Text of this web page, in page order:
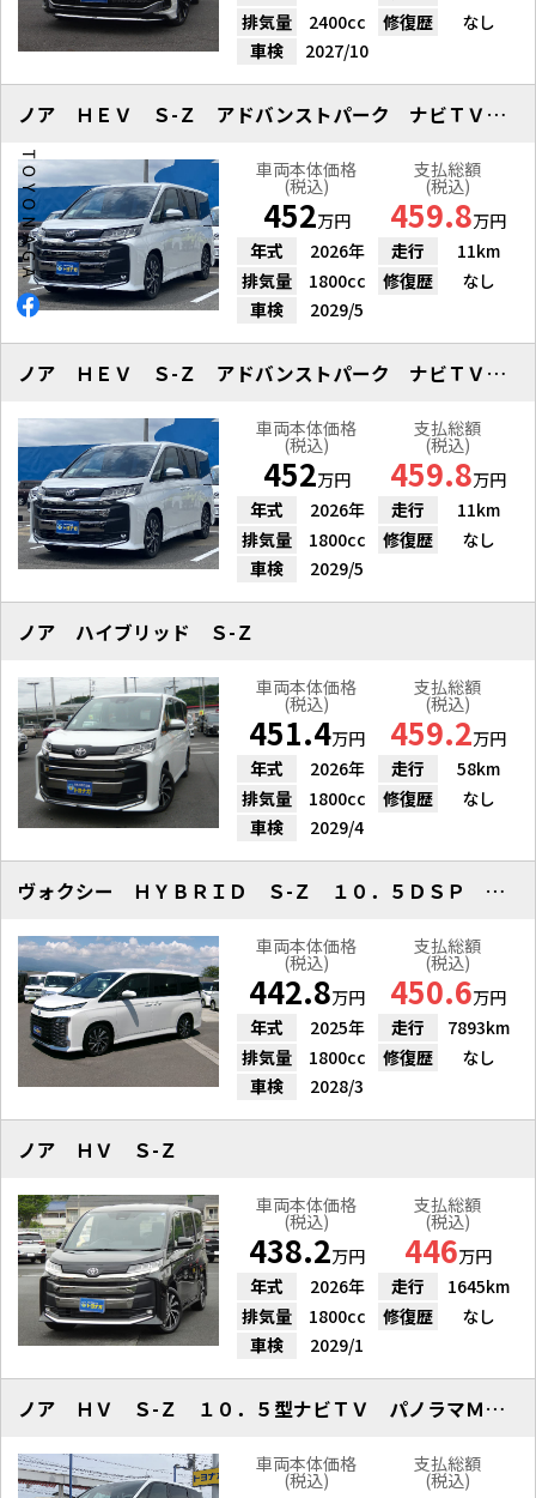
排気量
2400cc 修復歴
なし
車検
2027/10
ノア ＨＥＶ Ｓ-Ｚ アドバンストパーク ナビＴＶ パノラマ
車両本体価格
(税込)
452万円
支払総額
(税込)
459.8万円
年式
2026年 走行
11km
排気量
1800cc 修復歴
なし
車検
2029/5
ノア ＨＥＶ Ｓ-Ｚ アドバンストパーク ナビＴＶ パノラマ
車両本体価格
(税込)
452万円
支払総額
(税込)
459.8万円
年式
2026年 走行
11km
排気量
1800cc 修復歴
なし
車検
2029/5
ノア ハイブリッド Ｓ-Ｚ
車両本体価格
(税込)
451.4万円
支払総額
(税込)
459.2万円
年式
2026年 走行
58km
排気量
1800cc 修復歴
なし
車検
2029/4
ヴォクシー ＨＹＢＲＩＤ Ｓ-Ｚ １０．５ＤＳＰ Ｒモニター Ｆ／Ｒ-ＤＲ
車両本体価格
(税込)
442.8万円
支払総額
(税込)
450.6万円
年式
2025年 走行
7893km
排気量
1800cc 修復歴
なし
車検
2028/3
ノア ＨＶ Ｓ-Ｚ
車両本体価格
(税込)
438.2万円
支払総額
(税込)
446万円
年式
2026年 走行
1645km
排気量
1800cc 修復歴
なし
車検
2029/1
ノア ＨＶ Ｓ-Ｚ １０．５型ナビＴＶ パノラマＭ トヨタチームメイト
車両本体価格
(税込)
支払総額
(税込)